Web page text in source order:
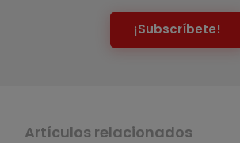
¡Subscríbete!
Artículos relacionados